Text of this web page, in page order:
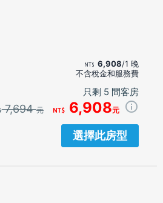
6,908/1 晚
不含稅金和服務費
只剩 5 間客房
7,694元 6,908元
選擇此房型